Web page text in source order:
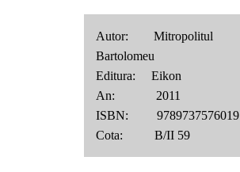
Autor: Mitropolitul
Bartolomeu
Editura: Eikon
An: 2011
ISBN: 9789737576019
Cota: B/II 59